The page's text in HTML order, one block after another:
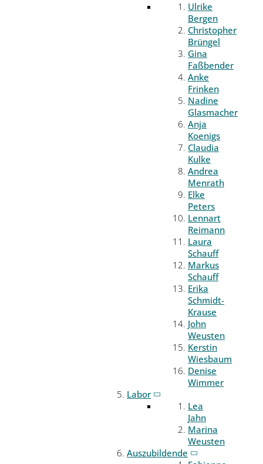
Ulrike
Bergen
Christopher
Brüngel
Gina
Faßbender
Anke
Frinken
Nadine
Glasmacher
Anja
Koenigs
Claudia
Kulke
Andrea
Menrath
Elke
Peters
Lennart
Reimann
Laura
Schauff
Markus
Schauff
Erika
Schmidt-
Krause
John
Weusten
Kerstin
Wiesbaum
Denise
Wimmer
Labor
Lea
Jahn
Marina
Weusten
Auszubildende